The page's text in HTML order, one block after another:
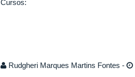
Cursos:
Rudgheri Marques Martins Fontes -